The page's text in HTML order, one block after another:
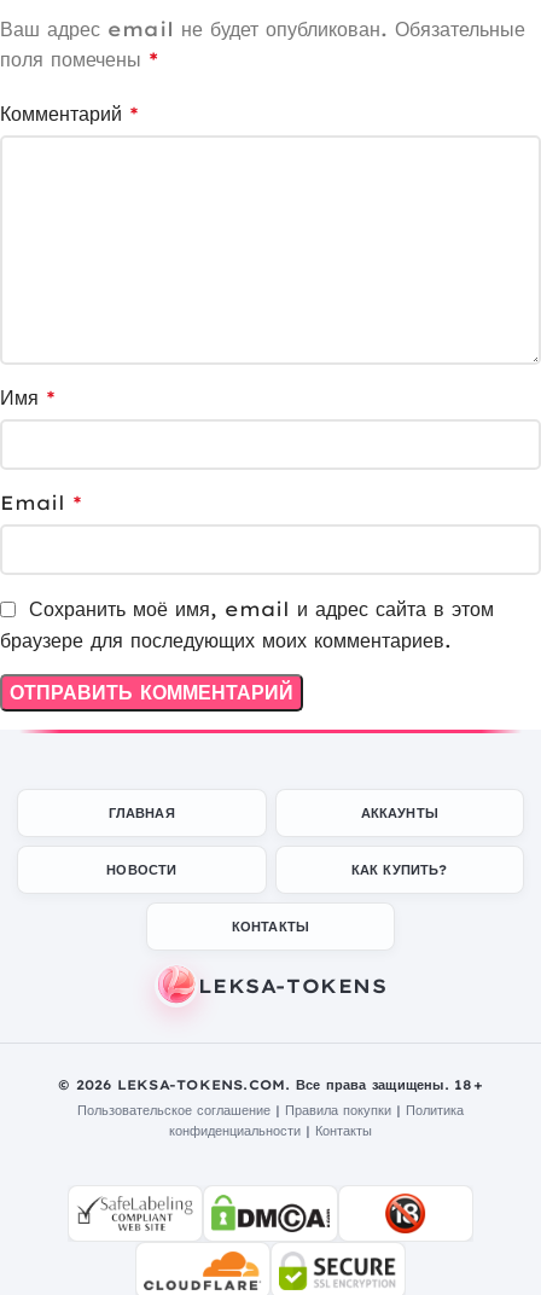
Ваш адрес email не будет опубликован. Обязательные
поля помечены *
Комментарий *
Имя *
Email *
Сохранить моё имя, email и адрес сайта в этом
браузере для последующих моих комментариев.
ГЛАВНАЯ АККАУНТЫ
НОВОСТИ КАК КУПИТЬ?
КОНТАКТЫ
© 2026 LEKSA-TOKENS.COM. Все права защищены. 18+
Пользовательское соглашение | Правила покупки | Политика
конфиденциальности | Контакты